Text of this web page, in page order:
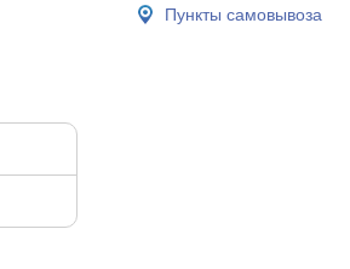
Пункты самовывоза